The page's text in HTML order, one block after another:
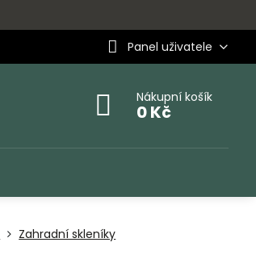
Panel uživatele
Nákupní košík
0 Kč
Zahradní skleníky